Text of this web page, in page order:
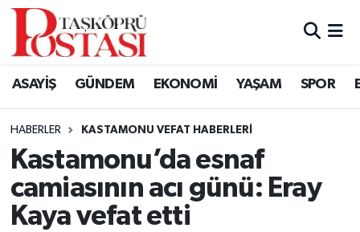
ASAYİŞ GÜNDEM EKONOMİ YAŞAM SPOR
HABERLER KASTAMONU VEFAT HABERLERI
Kastamonu’da esnaf
camiasının acı günü: Eray
Kaya vefat etti
Kastamonu Vefat Edenler
Araç Haberleri
Azdavay Haberleri